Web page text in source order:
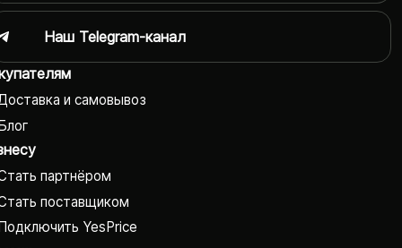
и самовывоз
партнёром
поставщиком
YesPrice
Наш Telegram-канал